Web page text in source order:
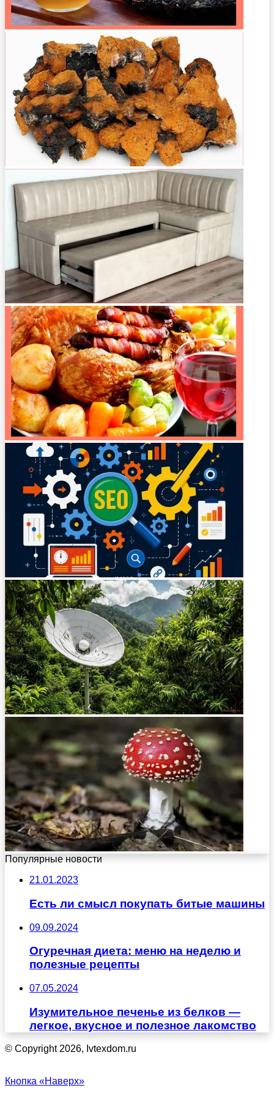
Популярные новости
21.01.2023
Есть ли смысл покупать битые машины
09.09.2024
Огуречная диета: меню на неделю и
полезные рецепты
07.05.2024
Изумительное печенье из белков —
легкое, вкусное и полезное лакомство
© Copyright 2026, Ivtexdom.ru
Кнопка «Наверх»